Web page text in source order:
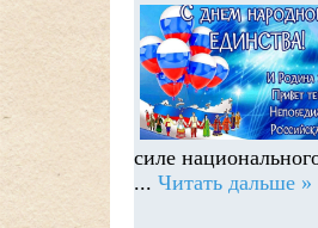
силе
... Читать дальше »